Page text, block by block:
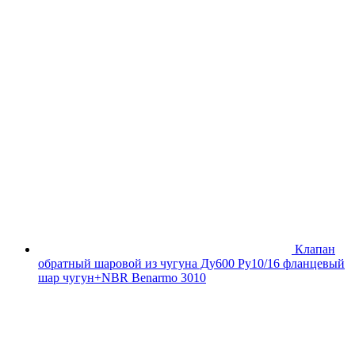
Клапан
обратный шаровой из чугуна Ду600 Ру10/16 фланцевый
шар чугун+NBR Benarmo 3010